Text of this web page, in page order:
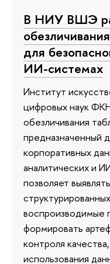
В НИУ ВШЭ
для
ИИ-системах
Институт
цифровых наук
обезличивания
предназначенный
корпоративных
аналитических и
позволяет
воспроизводимые
формировать
контроля
использования